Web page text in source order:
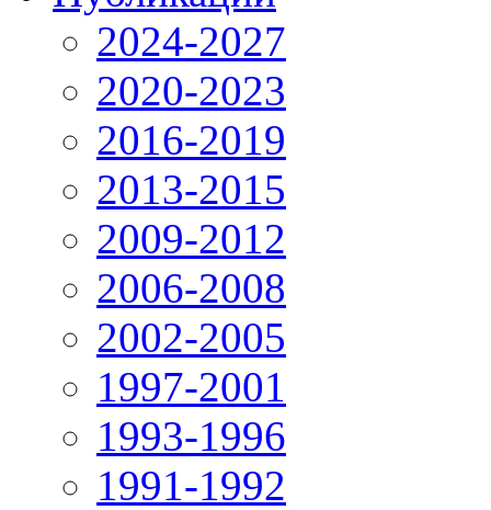
2024-2027
2020-2023
2016-2019
2013-2015
2009-2012
2006-2008
2002-2005
1997-2001
1993-1996
1991-1992